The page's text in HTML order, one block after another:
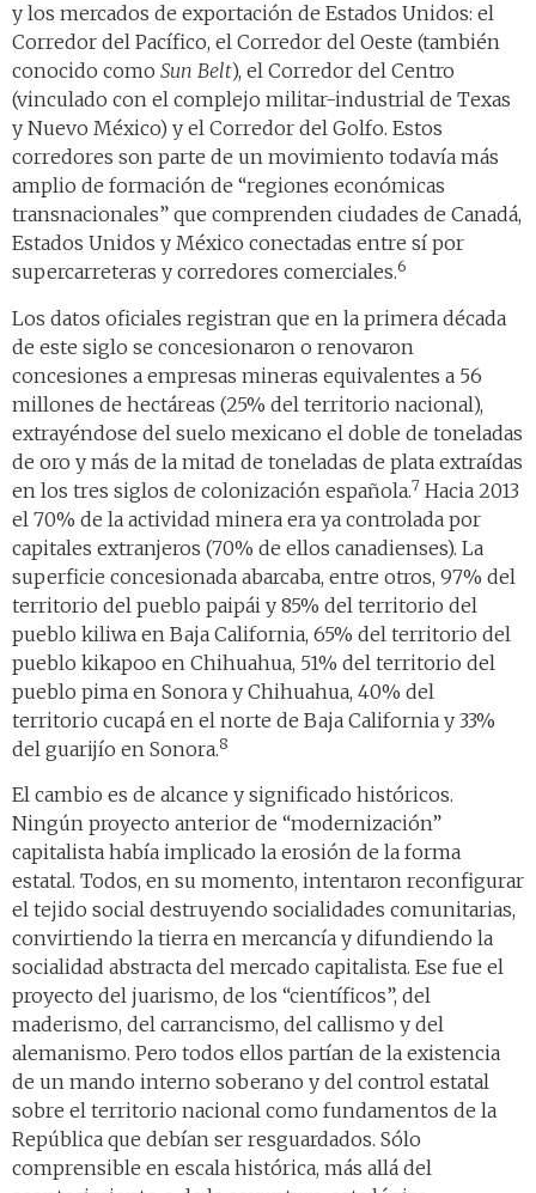
y los mercados de exportación de Estados Unidos: el
Corredor del Pacífico, el Corredor del Oeste (también
conocido como Sun Belt), el Corredor del Centro
(vinculado con el complejo militar-industrial de Texas
y Nuevo México) y el Corredor del Golfo. Estos
corredores son parte de un movimiento todavía más
amplio de formación de “regiones económicas
transnacionales” que comprenden ciudades de Canadá,
Estados Unidos y México conectadas entre sí por
supercarreteras y corredores comerciales.6
Los datos oficiales registran que en la primera década
de este siglo se concesionaron o renovaron
concesiones a empresas mineras equivalentes a 56
millones de hectáreas (25% del territorio nacional),
extrayéndose del suelo mexicano el doble de toneladas
de oro y más de la mitad de toneladas de plata extraídas
en los tres siglos de colonización española.7 Hacia 2013
el 70% de la actividad minera era ya controlada por
capitales extranjeros (70% de ellos canadienses). La
superficie concesionada abarcaba, entre otros, 97% del
territorio del pueblo paipái y 85% del territorio del
pueblo kiliwa en Baja California, 65% del territorio del
pueblo kikapoo en Chihuahua, 51% del territorio del
pueblo pima en Sonora y Chihuahua, 40% del
territorio cucapá en el norte de Baja California y 33%
del guarijío en Sonora.8
El cambio es de alcance y significado históricos.
Ningún proyecto anterior de “modernización”
capitalista había implicado la erosión de la forma
estatal. Todos, en su momento, intentaron reconfigurar
el tejido social destruyendo socialidades comunitarias,
convirtiendo la tierra en mercancía y difundiendo la
socialidad abstracta del mercado capitalista. Ese fue el
proyecto del juarismo, de los “científicos”, del
maderismo, del carrancismo, del callismo y del
alemanismo. Pero todos ellos partían de la existencia
de un mando interno soberano y del control estatal
sobre el territorio nacional como fundamentos de la
República que debían ser resguardados. Sólo
comprensible en escala histórica, más allá del